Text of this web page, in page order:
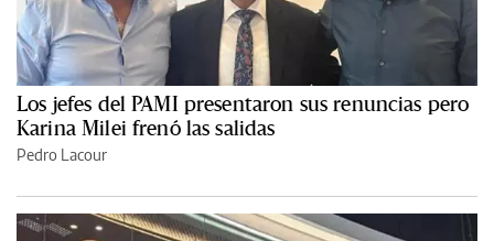
Los jefes del PAMI presentaron sus renuncias pero
Karina Milei frenó las salidas
Pedro Lacour